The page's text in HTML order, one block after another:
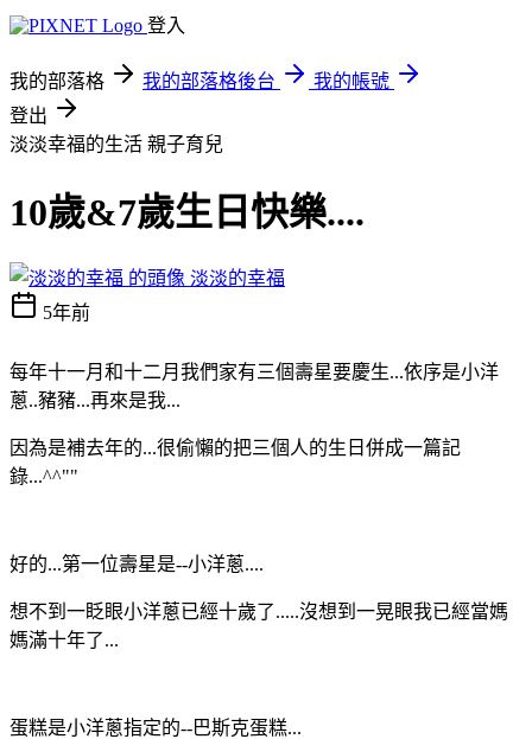
登入
我的部落格 我的部落格後台
我的帳號
登出
淡淡幸福的生活 親子育兒
10歲&7歲生日快樂....
淡淡的幸福
5年前
每年十一月和十二月我們家有三個壽星要慶生...依序是小洋
蔥..豬豬...再來是我...
因為是補去年的...很偷懶的把三個人的生日併成一篇記
錄...^^""
好的...第一位壽星是--小洋蔥....
想不到一眨眼小洋蔥已經十歲了.....沒想到一晃眼我已經當媽
媽滿十年了...
蛋糕是小洋蔥指定的--巴斯克蛋糕...